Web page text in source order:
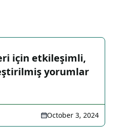
için etkileşimli,
yorumlar
October 3, 2024